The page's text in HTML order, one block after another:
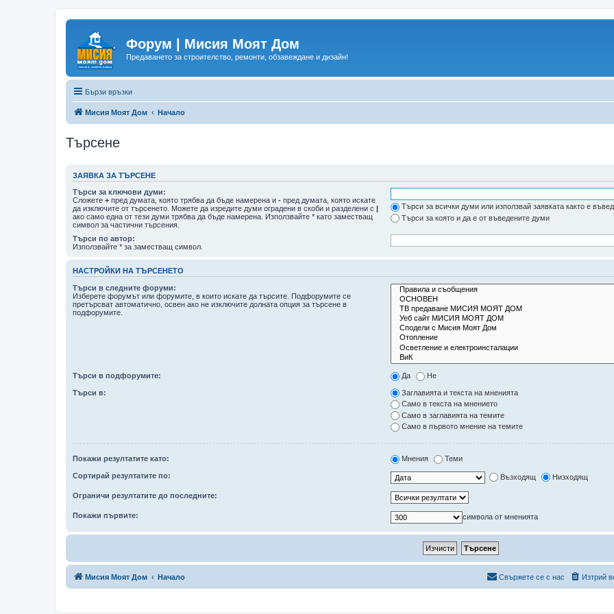
Форум | Мисия Моят Дом
Предаването за строителство, ремонти, обзавеждане и дизайн!
Бързи връзки
Мисия Моят Дом Начало
Търсене
ЗАЯВКА ЗА ТЪРСЕНЕ
Търси за ключови думи:
Сложете + пред думата, която трябва да бъде намерена и - пред думата, която искате
да изключите от търсенето. Можете да изредите думи оградени в скоби и разделени с |
ако само една от тези думи трябва да бъде намерена. Използвайте * като заместващ
символ за частични търсения.
Търси за всички думи или използвай заявката както е
Търси за която и да е от въведените думи
Търси по автор:
Използвайте * за заместващ символ.
НАСТРОЙКИ НА ТЪРСЕНЕТО
Търси в следните форуми:
Изберете форумът или форумите, в които искате да търсите. Подфорумите се
претърсват автоматично, освен ако не изключите долната опция за търсене в
подфорумите.
Търси в подфорумите: Да Не
Търси в:
Заглавията и текста на мненията
Само в текста на мнението
Само в заглавията на темите
Само в първото мнение на темите
Покажи резултатите като: Мнения Теми
Сортирай резултатите по: Възходящ Низходящ
Ограничи резултатите до последните:
Покажи първите: символа от мненията
Мисия Моят Дом Начало Изтрий
Свържете се с нас